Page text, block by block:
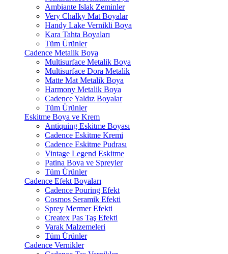
Ambiante Islak Zeminler
Very Chalky Mat Boyalar
Handy Lake Vernikli Boya
Kara Tahta Boyaları
Tüm Ürünler
Cadence Metalik Boya
Multisurface Metalik Boya
Multisurface Dora Metalik
Matte Mat Metalik Boya
Harmony Metalik Boya
Cadence Yaldız Boyalar
Tüm Ürünler
Eskitme Boya ve Krem
Antiquing Eskitme Boyası
Cadence Eskitme Kremi
Cadence Eskitme Pudrası
Vintage Legend Eskitme
Patina Boya ve Spreyler
Tüm Ürünler
Cadence Efekt Boyaları
Cadence Pouring Efekt
Cosmos Seramik Efekti
Sprey Mermer Efekti
Createx Pas Taş Efekti
Varak Malzemeleri
Tüm Ürünler
Cadence Vernikler